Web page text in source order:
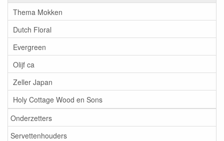
Thema Mokken
Dutch Floral
Evergreen
Olijf ca
Zeller Japan
Holy Cottage Wood en Sons
Onderzetters
Servettenhouders